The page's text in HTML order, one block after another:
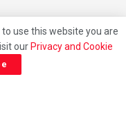
Contact Us
use this website you are
our Privacy and Cookie